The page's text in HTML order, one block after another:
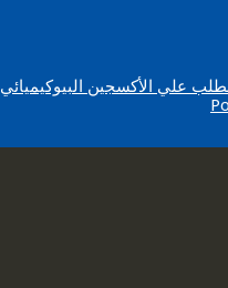
علي الأكسجين البيوكيميائي